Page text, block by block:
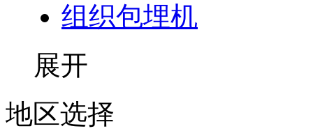
组织包埋机
展开
地区选择